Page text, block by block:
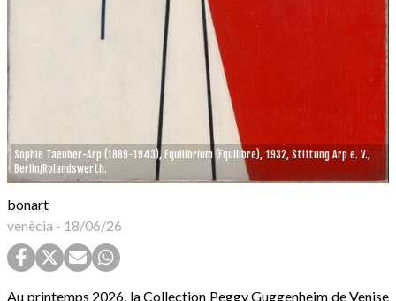
Sophie Taeuber-Arp (1889-1943), Equilibrium (Equilibre), 1932, Stiftung Arp e. V.,
Berlin/Rolandswerth.
bonart
venècia - 18/06/26
Au printemps 2026, la Collection Peggy Guggenheim de Venise